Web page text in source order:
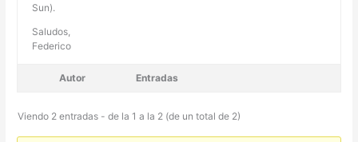
Sun).
Saludos,
Federico
Autor Entradas
Viendo 2 entradas - de la 1 a la 2 (de un total de 2)